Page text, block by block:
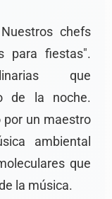
Nuestros chefs
para fiestas".
que
de la noche.
por un maestro
ambiental
que
la música.